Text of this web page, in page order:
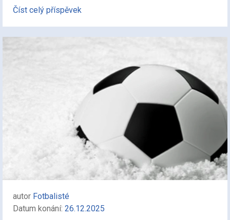
Číst celý příspěvek
autor Fotbalisté
Datum konání: 26.12.2025